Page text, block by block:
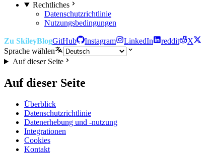
Rechtliches
Datenschutzrichtlinie
Nutzungsbedingungen
Zu SkileyBlogGitHub Instagram LinkedIn reddit
X
Sprache wählen
Auf dieser Seite
Auf dieser Seite
Überblick
Datenschutzrichtlinie
Datenerhebung und -nutzung
Integrationen
Cookies
Kontakt